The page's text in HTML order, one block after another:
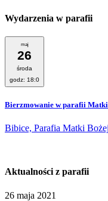
Wydarzenia w parafii
maj
26
środa
godz: 18:0
Bierzmowanie w parafii
Bibice, Parafia Matki
Aktualności z parafii
26 maja 2021